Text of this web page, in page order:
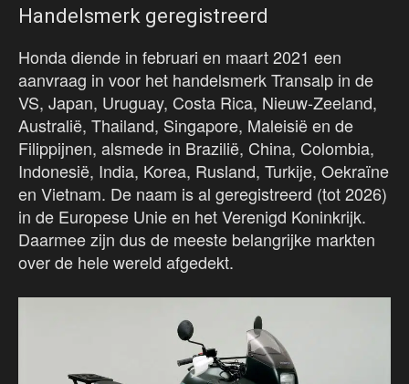
Handelsmerk geregistreerd
Honda diende in februari en maart 2021 een
aanvraag in voor het handelsmerk Transalp in de
VS, Japan, Uruguay, Costa Rica, Nieuw-Zeeland,
Australië, Thailand, Singapore, Maleisië en de
Filippijnen, alsmede in Brazilië, China, Colombia,
Indonesië, India, Korea, Rusland, Turkije, Oekraïne
en Vietnam. De naam is al geregistreerd (tot 2026)
in de Europese Unie en het Verenigd Koninkrijk.
Daarmee zijn dus de meeste belangrijke markten
over de hele wereld afgedekt.